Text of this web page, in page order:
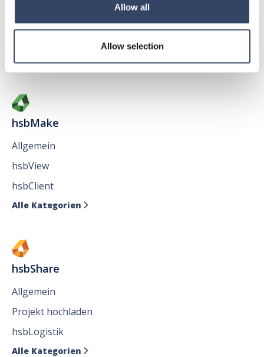
Allow all
Allow selection
hsbAbbund fürr AutoCAD®
Alle Kategorien
hsbMake
Allgemein
hsbView
hsbClient
Alle Kategorien 
hsbShare
Allgemein
Projekt hochladen
hsbLogistik
Alle Kategorien 